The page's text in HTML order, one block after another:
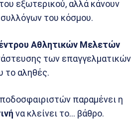
εξωτερικού, αλλά κάνουν
του κόσμου.
Αθλητικών Μελετών
των επαγγελματικών
το αληθές.
παραμένει η
να κλείνει το… βάθρο.